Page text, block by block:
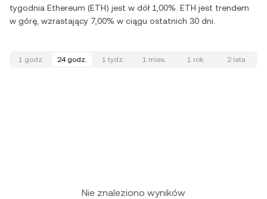
tygodnia Ethereum (ETH) jest w dół 1,00%. ETH jest trendem
w górę, wzrastający 7,00% w ciągu ostatnich 30 dni.
1 godz. 24 godz. 1 tydz. 1 mies. 1 rok 2 lata
Nie znaleziono wyników